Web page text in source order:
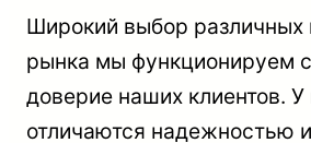
Широкий выбор различных
рынка мы функционируем
доверие наших клиентов.
отличаются надежностью